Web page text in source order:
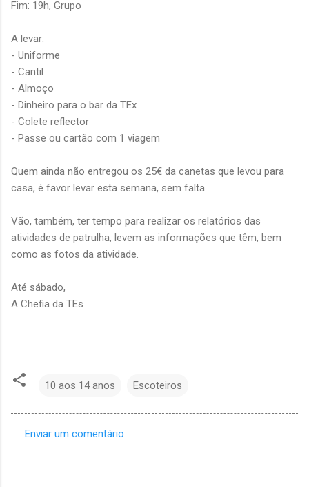
Fim: 19h, Grupo
A levar:
- Uniforme
- Cantil
- Almoço
- Dinheiro para o bar da TEx
- Colete reflector
- Passe ou cartão com 1 viagem
Quem ainda não entregou os 25€ da canetas que levou para
casa, é favor levar esta semana, sem falta.
Vão, também, ter tempo para realizar os relatórios das
atividades de patrulha, levem as informações que têm, bem
como as fotos da atividade.
Até sábado,
A Chefia da TEs
10 aos 14 anos Escoteiros
Enviar um comentário